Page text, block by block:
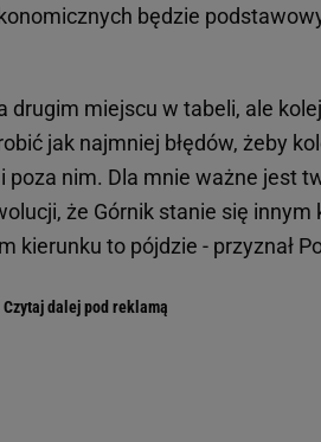
będzie
drugim miejscu w tabeli, ale
jak najmniej błędów, żeby
poza nim. Dla mnie ważne jest
że Górnik stanie się
kierunku to pójdzie - przyznał